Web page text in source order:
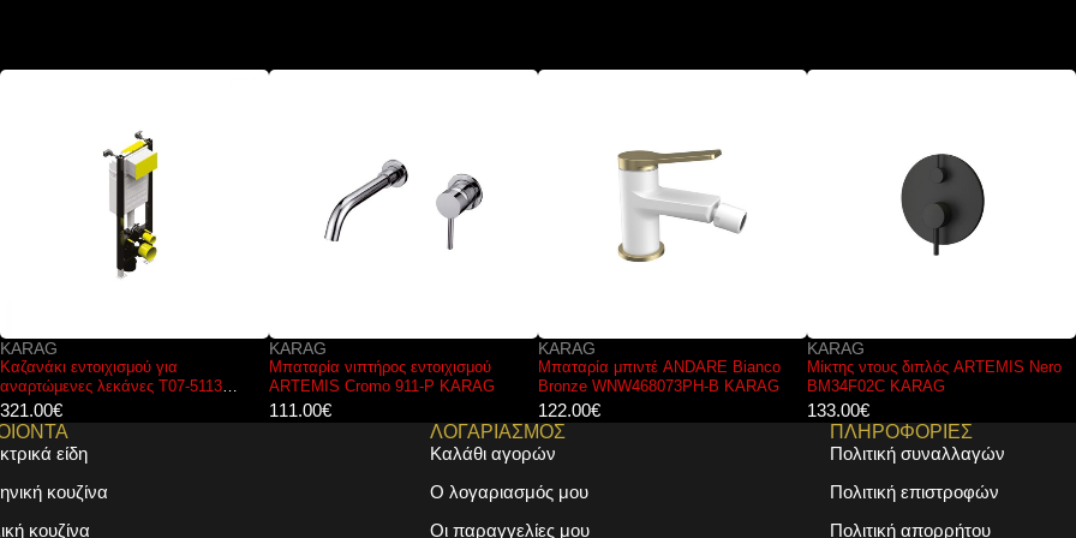
KARAG
Μπαταρία νιπτήρος εντοιχισμού
ARTEMIS Cromo 911-P KARAG
111.00€
KARAG
Μπαταρία μπιντέ ANDARE Bianco
Bronze WNW468073PH-B KARAG
122.00€
KARAG
Μίκτης ντους διπλός ARTEMIS Nero
BM34F02C KARAG
133.00€
KARAG
Κεφαλή ντους Μαύρη KR-SH1
PRAXIS KARAG Ø20cm
33.00€
είδη
κουζίνα
κουζίνα
ΛΟΓΑΡΙΑΣΜΟΣ
Καλάθι αγορών
Ο λογαριασμός μου
Οι παραγγελίες μου
ΠΛΗΡΟΦΟΡΙΕΣ
Πολιτική συναλλαγών
Πολιτική επιστροφών
Πολιτική απορρήτου